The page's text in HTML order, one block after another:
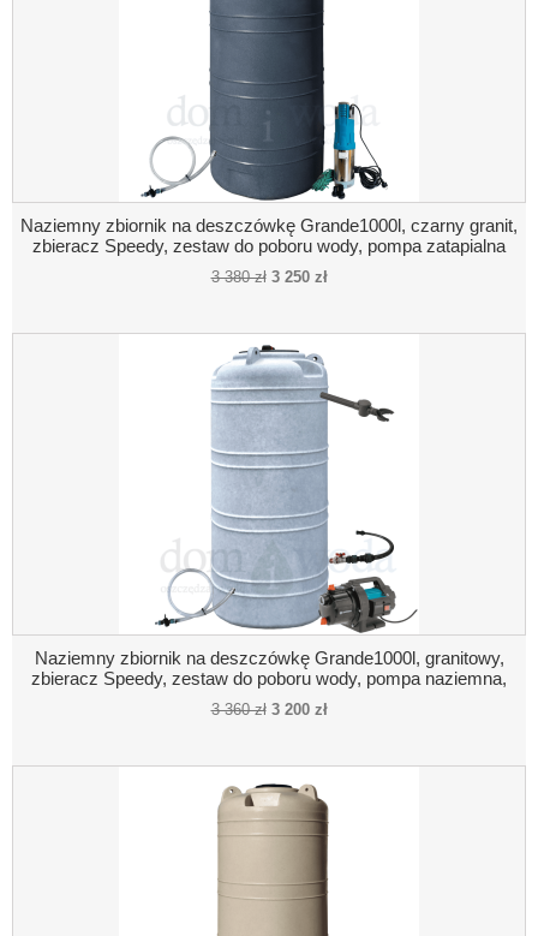
Naziemny zbiornik na deszczówkę Grande1000l, czarny granit,
zbieracz Speedy, zestaw do poboru wody, pompa zatapialna
3 380 zł 3 250 zł
Naziemny zbiornik na deszczówkę Grande1000l, granitowy,
zbieracz Speedy, zestaw do poboru wody, pompa naziemna,
połączenie pompa- zbiornik
3 360 zł 3 200 zł